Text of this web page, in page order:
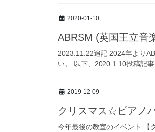
2020-01-10
ABRSM (英国王立音
2023.11.22追記 2024年より
い。 以下、2020.1.10投稿記
2019-12-09
クリスマス☆ピアノ
今年最後の教室のイベント